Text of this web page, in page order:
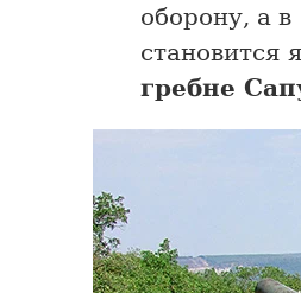
оборону, а
становится
гребне